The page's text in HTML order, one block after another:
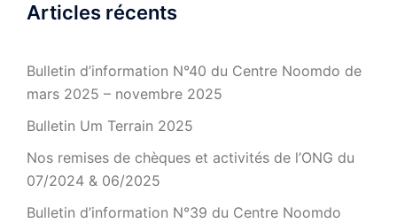
Articles récents
Bulletin d’information N°40 du Centre Noomdo de
mars 2025 – novembre 2025
Bulletin Um Terrain 2025
Nos remises de chèques et activités de l’ONG du
07/2024 & 06/2025
Bulletin d’information N°39 du Centre Noomdo